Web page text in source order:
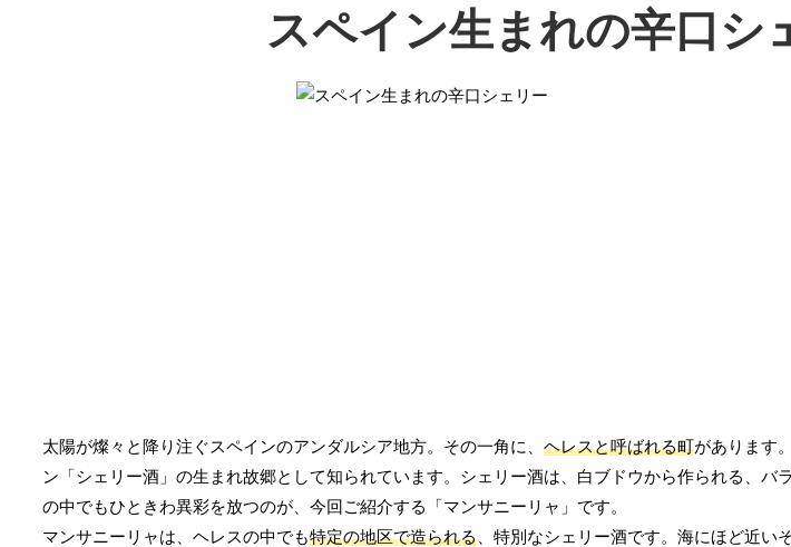
スペイン生まれの辛口シ
太陽が燦々と降り注ぐスペインのアンダルシア地方。その一角に、 ヘレスと呼ばれる町があります
ン「シェリー酒」の生まれ故郷として知られています。シェリー酒は、白ブドウから作られる、バ
の中でもひときわ異彩を放つのが、今回ご紹介する「マンサニーリャ」です。
マンサニーリャは、ヘレスの中でも特定の地区で造られる 、特別なシェリー酒です。海にほど近